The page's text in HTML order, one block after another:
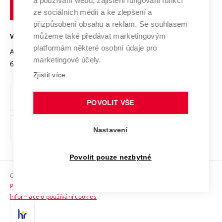
Open Science
Projekty
Projekty ze strukturálních fondů
Specifický výzkum
Mezinárodní dohody
Univerzitní sítě
Podnikavá univerzita / ContriBUTe
Bezpečná univerzita
Vyznamenání
Organizační struktura
Ochrana osobních údajů
odkaz)
Sociální bezpečí
HR Award
Kontakty
technické
Brně
VYSOKÉ UČENÍ TECHNICKÉ V BRNĚ
Antonínská 548/1
602 00 Brno
www.vut.cz
vut@vutbr.cz
Copyright © 2026 VUT
Prohlášení o přístupnosti
Informace o používání cookies
ze sociálních médií a ke zlepšení a
přizpůsobení obsahu a reklam. Se souhlasem
můžeme také předávat marketingovým
platformám některé osobní údaje pro
marketingové účely.
Zjistit více
POVOLIT VŠE
Nastavení
Povolit pouze nezbytné